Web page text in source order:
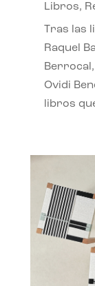
Libros,
Tras las
Raquel
Ovidi
libros